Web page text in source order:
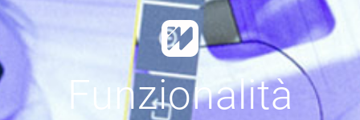
Funzionalità